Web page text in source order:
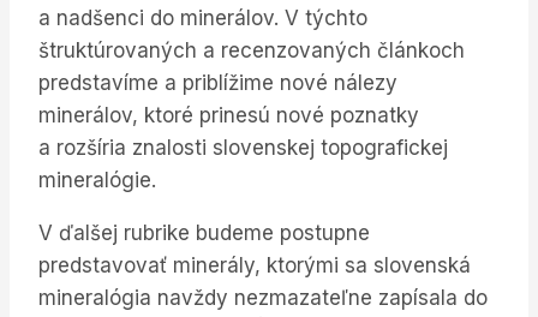
a nadšenci do minerálov. V týchto
štruktúrovaných a recenzovaných článkoch
predstavíme a priblížime nové nálezy
minerálov, ktoré prinesú nové poznatky
a rozšíria znalosti slovenskej topografickej
mineralógie.
V ďalšej rubrike budeme postupne
predstavovať minerály, ktorými sa slovenská
mineralógia navždy nezmazateľne zapísala do